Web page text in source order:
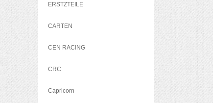
ERSTZTEILE
CARTEN
CEN RACING
CRC
Capricorn